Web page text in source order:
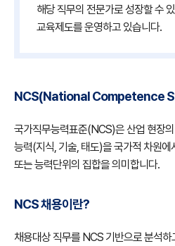
해당 직무의 전문가로 성장할 수
교육제도를 운영하고 있습니다.
NCS(National Competence
국가직무능력표준(NCS)은 산업 현장
능력(지식, 기술, 태도)을 국가적 차원에
또는 능력단위의 집합을 의미합니다.
NCS 채용이란?
채용대상 직무를 NCS 기반으로 분석